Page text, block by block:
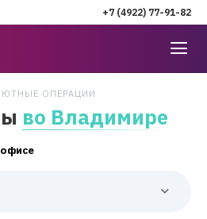
+7 (4922) 77-91-82
ОПЕРАЦИИ
во Владимире